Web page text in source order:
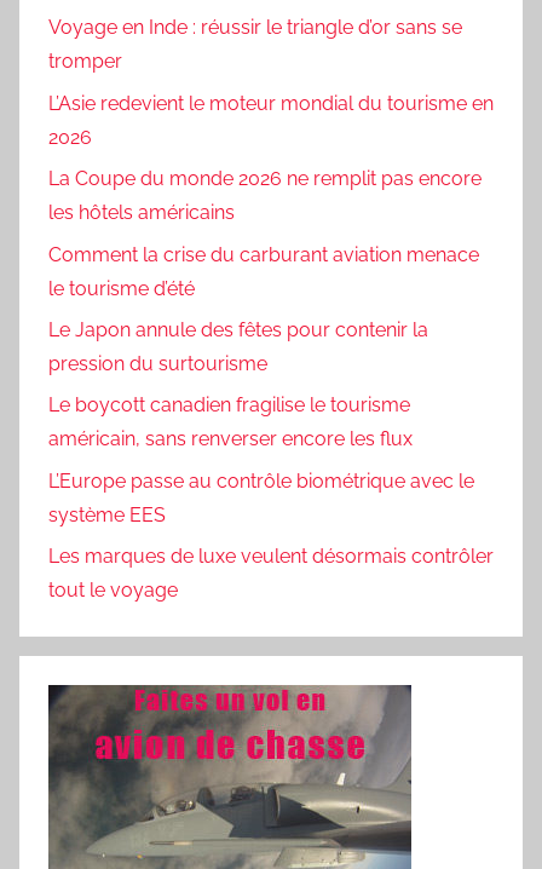
Voyage en Inde : réussir le triangle d’or sans se
tromper
L’Asie redevient le moteur mondial du tourisme en
2026
La Coupe du monde 2026 ne remplit pas encore
les hôtels américains
Comment la crise du carburant aviation menace
le tourisme d’été
Le Japon annule des fêtes pour contenir la
pression du surtourisme
Le boycott canadien fragilise le tourisme
américain, sans renverser encore les flux
L’Europe passe au contrôle biométrique avec le
système EES
Les marques de luxe veulent désormais contrôler
tout le voyage